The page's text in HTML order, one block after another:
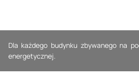
Dla każdego budynku zbywanego na
energetycznej.